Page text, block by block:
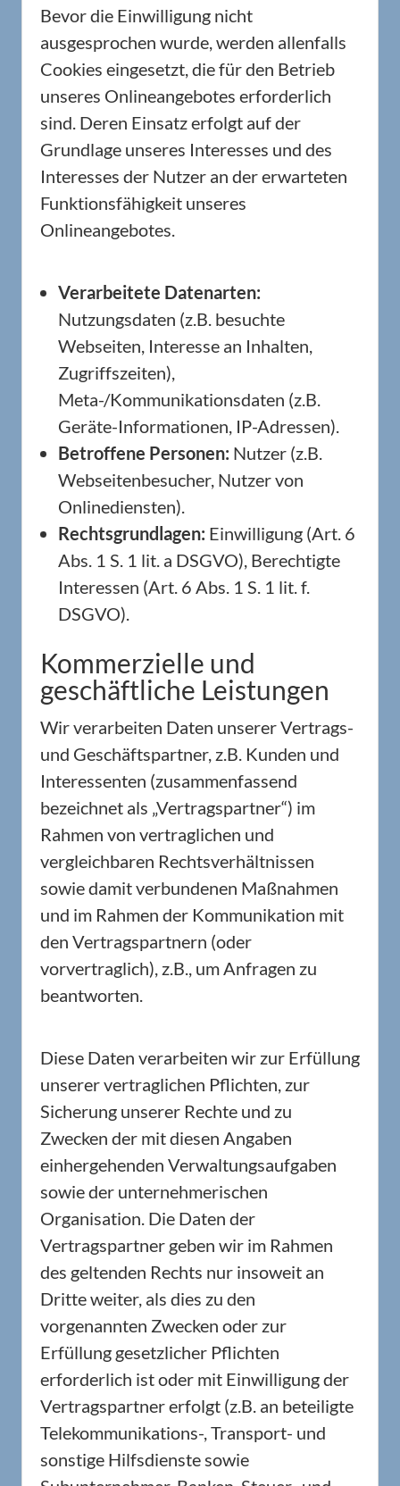
Bevor die Einwilligung nicht
ausgesprochen wurde, werden allenfalls
Cookies eingesetzt, die für den Betrieb
unseres Onlineangebotes erforderlich
sind. Deren Einsatz erfolgt auf der
Grundlage unseres Interesses und des
Interesses der Nutzer an der erwarteten
Funktionsfähigkeit unseres
Onlineangebotes.
Verarbeitete Datenarten:
Nutzungsdaten (z.B. besuchte
Webseiten, Interesse an Inhalten,
Zugriffszeiten),
Meta-/Kommunikationsdaten (z.B.
Geräte-Informationen, IP-Adressen).
Betroffene Personen: Nutzer (z.B.
Webseitenbesucher, Nutzer von
Onlinediensten).
Rechtsgrundlagen: Einwilligung (Art. 6
Abs. 1 S. 1 lit. a DSGVO), Berechtigte
Interessen (Art. 6 Abs. 1 S. 1 lit. f.
DSGVO).
Kommerzielle und
geschäftliche Leistungen
Wir verarbeiten Daten unserer Vertrags-
und Geschäftspartner, z.B. Kunden und
Interessenten (zusammenfassend
bezeichnet als „Vertragspartner“) im
Rahmen von vertraglichen und
vergleichbaren Rechtsverhältnissen
sowie damit verbundenen Maßnahmen
und im Rahmen der Kommunikation mit
den Vertragspartnern (oder
vorvertraglich), z.B., um Anfragen zu
beantworten.
Diese Daten verarbeiten wir zur Erfüllung
unserer vertraglichen Pflichten, zur
Sicherung unserer Rechte und zu
Zwecken der mit diesen Angaben
einhergehenden Verwaltungsaufgaben
sowie der unternehmerischen
Organisation. Die Daten der
Vertragspartner geben wir im Rahmen
des geltenden Rechts nur insoweit an
Dritte weiter, als dies zu den
vorgenannten Zwecken oder zur
Erfüllung gesetzlicher Pflichten
erforderlich ist oder mit Einwilligung der
Vertragspartner erfolgt (z.B. an beteiligte
Telekommunikations-, Transport- und
sonstige Hilfsdienste sowie